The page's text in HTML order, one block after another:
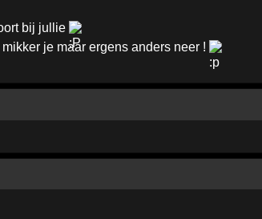
bij jullie
je maar ergens anders neer !